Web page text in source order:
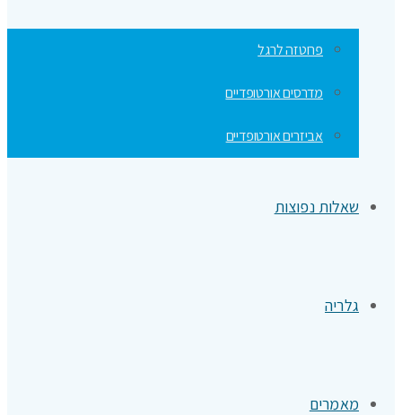
פרוטזה לרגל
מדרסים אורטופדיים
אביזרים אורטופדיים
שאלות נפוצות
גלריה
מאמרים